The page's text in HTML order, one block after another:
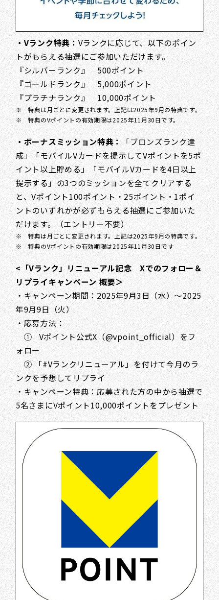
・Vランク特典：Vランクに応じて、以下のポイン
トがもらえる抽選にご参加いただけます。
『シルバーランク』 500ポイント
『ゴールドランク』 5,000ポイント
『プラチナランク』 10,000ポイント
※ 特典は月ごとに変更されます。上記は2025年9月の特典です。
※ 特典のVポイントの有効期限は2025年11月30日です。
・ボーナスミッション特典：「ブロンズランク達
成」「モバイルVカードを提示してVポイントを5ポ
イント以上貯める」「モバイルVカードを4日以上
提示する」の3つのミッションを全てクリアする
と、Vポイント100ポイント・25ポイント・1ポイ
ントのいずれかが必ずもらえる抽選にご参加いた
だけます。（エントリー不要）
※ 特典は月ごとに変更されます。上記は2025年9月の特典です。
※ 特典のVポイントの有効期限は2025年11月30日です
<「Vランク」リニューアル記念 Xでのフォロー＆
リプライキャンペーン 概要＞
・キャンペーン期間：2025年9月3日（水）～2025
年9月9日（火）
・応募方法：
① Vポイント公式X（@vpoint_official）をフ
ォロー
② 「#Vランクリニューアル」を付けて今月のラ
ンクを予想してリプライ
・キャンペーン特典：応募された方の中から抽選で
5名さまにVポイント10,000ポイントをプレゼント